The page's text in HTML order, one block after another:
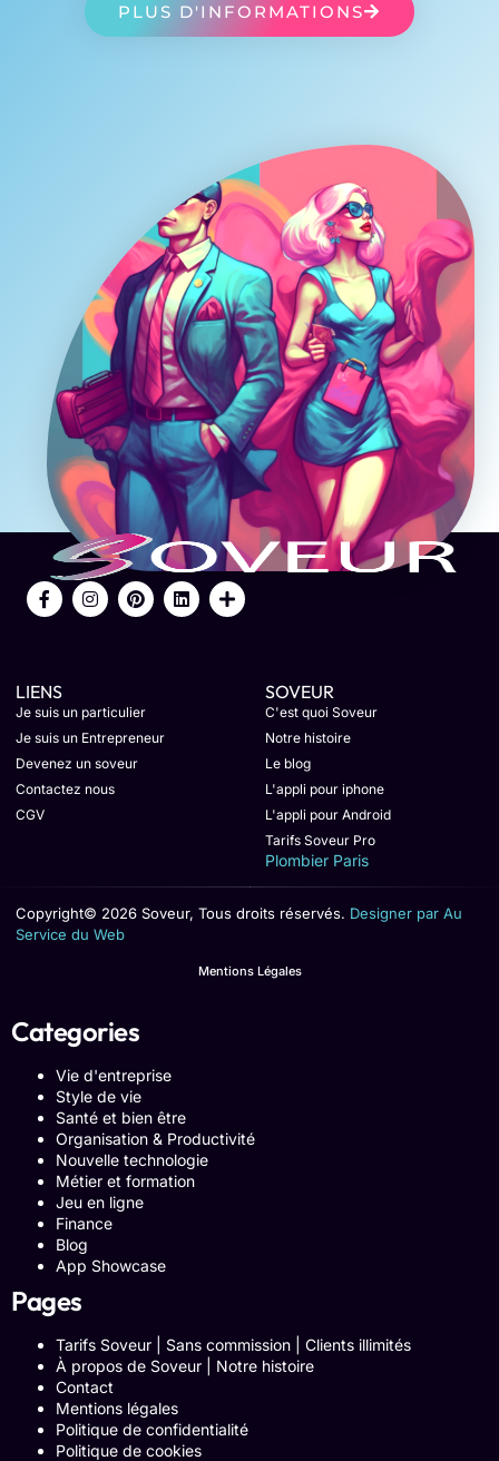
PLUS D'INFORMATIONS
LIENS
Je suis un particulier
Je suis un Entrepreneur
Devenez un soveur
Contactez nous
CGV
SOVEUR
C'est quoi Soveur
Notre histoire
Le blog
L'appli pour iphone
L'appli pour Android
Tarifs Soveur Pro
Plombier Paris
Copyright© 2026 Soveur, Tous droits réservés. Designer par Au
Service du Web
Mentions Légales
Categories
Vie d'entreprise
Style de vie
Santé et bien être
Organisation & Productivité
Nouvelle technologie
Métier et formation
Jeu en ligne
Finance
Blog
App Showcase
Pages
Tarifs Soveur | Sans commission | Clients illimités
À propos de Soveur | Notre histoire
Contact
Mentions légales
Politique de confidentialité
Politique de cookies